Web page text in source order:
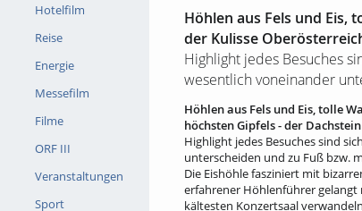
Hotelfilm
Reise
Energie
Messefilm
Filme
ORF III
Veranstaltungen
Sport
Kommentare
favorites
Höhlen aus Fels und Eis,
der Kulisse
Highlight jedes Besuches
wesentlich voneinander
Höhlen aus Fels und Eis, tolle
höchsten Gipfels - der
Highlight jedes Besuches sind
unterscheiden und zu Fuß bzw.
Die Eishöhle fasziniert mit
erfahrener Höhlenführer gelangt
kältesten Konzertsaal